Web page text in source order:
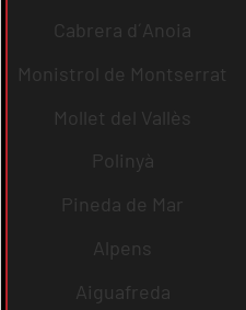
Cabrera d´Anoia
Monistrol de Montserrat
Mollet del Vallès
Polinyà
Pineda de Mar
Alpens
Aiguafreda